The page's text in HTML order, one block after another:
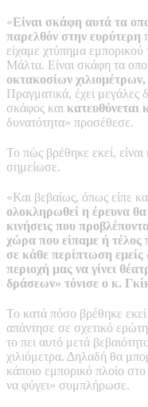
«Είναι σκάφη αυτά τα
παρελθόν στην ευρύτερη
είχαμε χτύπημα
Μάλτα. Είναι σκάφη τα
οκτακοσίων
Πραγματικά, έχει μεγάλες
σκάφος και κατευθύνεται
δυνατότητα» προσέθεσε.
Το πώς βρέθηκε εκεί, είναι
σημείωσε.
«Και βεβαίως, όπως είπε
ολοκληρωθεί η έρευνα
κινήσεις που
χώρα που είπαμε ή
σε κάθε περίπτωση εμείς
περιοχή μας να γίνει
δράσεων» τόνισε ο κ.
Το κατά πόσο βρέθηκε εκεί
απάντησε σε σχετικό
το πει αυτό μετά
χιλιόμετρα. Δηλαδή θα
κάποιο εμπορικό πλοίο
να φύγει» συμπλήρωσε.